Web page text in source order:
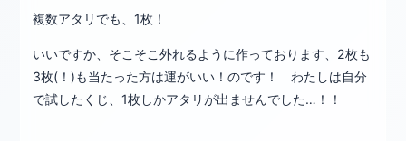
複数アタリでも、1枚！
いいですか、そこそこ外れるように作っております、2枚も
3枚(！)も当たった方は運がいい！のです！ わたしは自分
で試したくじ、1枚しかアタリが出ませんでした…！！